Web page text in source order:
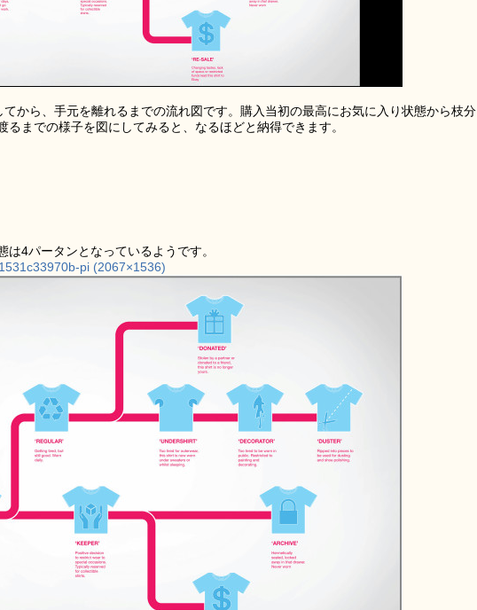
から、手元を離れるまでの流れ図です。購入当初の最高にお気に入り状態から枝分
るまでの様子を図にしてみると、なるほどと納得できます。
4パータンとなっているようです。
pi (2067×1536)